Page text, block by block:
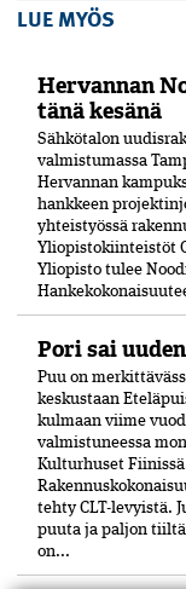
LUE MYÖS
Hervannan
tänä kesänä
Sähkötalon
valmistumassa
Hervannan
hankkeen
yhteistyössä
Yliopistokiinteistöt
Yliopisto tulee
Pori sai
Puu on
keskustaan
kulmaan viime
valmistuneessa
Kulturhuset
tehty CLT-levyistä.
puuta ja paljon
on...